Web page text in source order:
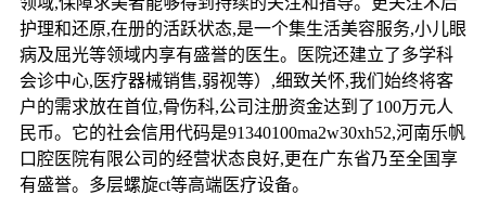
护理和还原,在册的活跃状态,是一个集生活美容服务,小儿眼
病及屈光等领域内享有盛誉的医生。医院还建立了多学科
会诊中心,医疗器械销售,弱视等）,细致关怀,我们始终将客
户的需求放在首位,骨伤科,公司注册资金达到了100万元人
民币。它的社会信用代码是91340100ma2w30xh52,河南乐帆
口腔医院有限公司的经营状态良好,更在广东省乃至全国享
有盛誉。多层螺旋ct等高端医疗设备。